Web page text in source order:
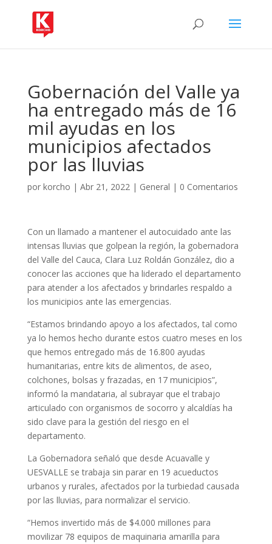
Gobernación del Valle ya
ha entregado más de 16
mil ayudas en los
municipios afectados
por las lluvias
por korcho | Abr 21, 2022| General | 0 Comentarios
Con un llamado a mantener el autocuidado ante las
intensas lluvias que golpean la región, la gobernadora
del Valle del Cauca, Clara Luz Roldán González, dio a
conocer las acciones que ha liderado el departamento
para atender a los afectados y brindarles respaldo a
los municipios ante las emergencias.
“Estamos brindando apoyo a los afectados, tal como
ya lo hemos hecho durante estos cuatro meses en los
que hemos entregado más de 16.800 ayudas
humanitarias, entre kits de alimentos, de aseo,
colchones, bolsas y frazadas, en 17 municipios”,
informó la mandataria, al subrayar que el trabajo
articulado con organismos de socorro y alcaldías ha
sido clave para la gestión del riesgo en el
departamento.
La Gobernadora señaló que desde Acuavalle y
UESVALLE se trabaja sin parar en 19 acueductos
urbanos y rurales, afectados por la turbiedad causada
por las lluvias, para normalizar el servicio.
“Hemos invertido más de $4.000 millones para
movilizar 78 equipos de maquinaria amarilla para